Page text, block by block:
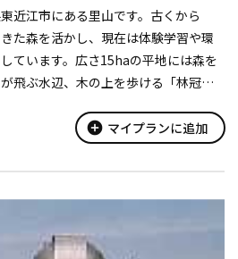
近江市にある里山です。古くから
た森を活かし、現在は体験学習や環
ています。広さ15haの平地には森を
飛ぶ水辺、木の上を歩ける「林冠ト
add_circle マイプランに追加